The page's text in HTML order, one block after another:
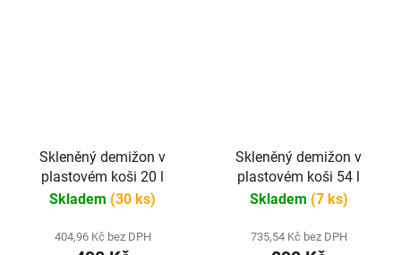
Skleněný demižon v
plastovém koši 20 l
Skladem (30 ks)
404,96 Kč bez DPH
Skleněný demižon v
plastovém koši 54 l
Skladem (7 ks)
735,54 Kč bez DPH